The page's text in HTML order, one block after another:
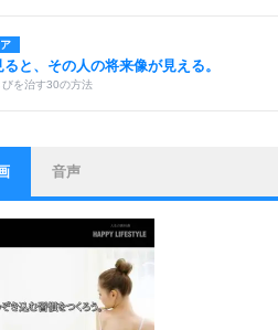
と、その人の将来像が見える。
を治す30の方法
策
べない。
こと、他人を見ない。
ない人になる30の方法
になれない原因は、行動しないから。
思考になる30の方法
音声